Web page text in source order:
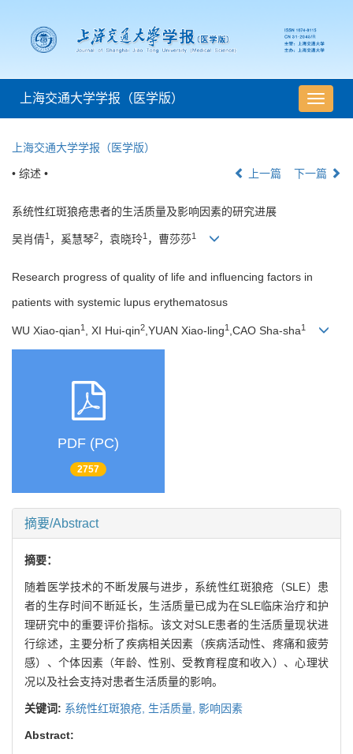
导
航
上海交通大学学报（医学版）
上海交通大学学报（医学版）
• 综述 • 上一篇 下一篇
系统性红斑狼疮患者的生活质量及影响因素的研究进展
吴肖倩1 ，奚慧琴2，袁晓玲1 ，曹莎莎1
Research progress of quality of life and influencing factors in
patients with systemic lupus erythematosus
WU Xiao-qian1 , XI Hui-qin2 ,YUAN Xiao-ling1 ,CAO Sha-sha1
PDF (PC)
2757
摘要/Abstract
摘要：
随着医学技术的不断发展与进步，系统性红斑狼疮（SLE）患
者的生存时间不断延长，生活质量已成为在SLE临床治疗和护
理研究中的重要评价指标。该文对SLE患者的生活质量现状进
行综述，主要分析了疾病相关因素（疾病活动性、疼痛和疲劳
感）、个体因素（年龄、性别、受教育程度和收入）、心理状
况以及社会支持对患者生活质量的影响。
关键词: 系统性红斑狼疮, 生活质量, 影响因素
Abstract: